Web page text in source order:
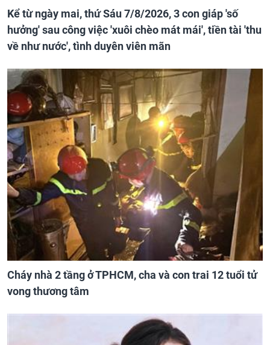
Kể từ ngày mai, thứ Sáu 7/8/2026, 3 con giáp 'số
hưởng' sau công việc 'xuôi chèo mát mái', tiền tài 'thu
về như nước', tình duyên viên mãn
Cháy nhà 2 tầng ở TPHCM, cha và con trai 12 tuổi tử
vong thương tâm